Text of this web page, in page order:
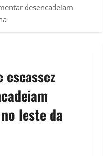
desencadeiam
escassez
leste da